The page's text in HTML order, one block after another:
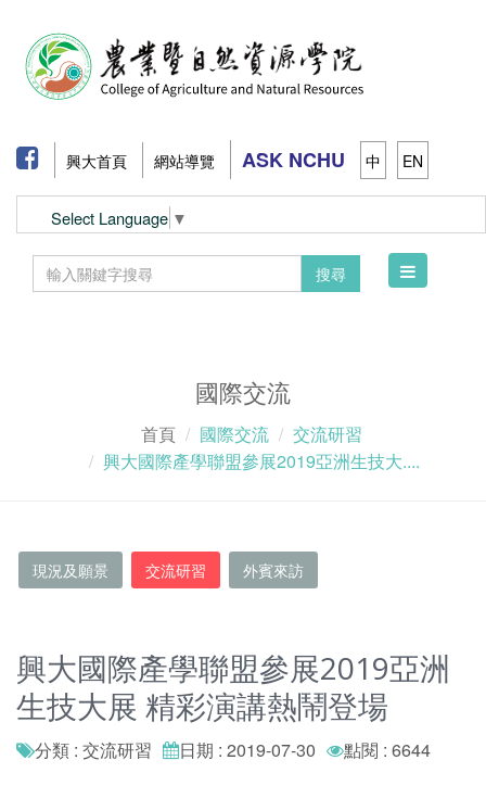
興大首頁 網站導覽 ASK NCHU 中 EN
Select Language ▼
搜尋
Toggle
國際交流
首頁 國際交流
交流研習
興大國際產學聯盟參展2019亞洲生技大....
現況及願景 交流研習 外賓來訪
興大國際產學聯盟參展2019亞洲
生技大展 精彩演講熱鬧登場
分類 : 交流研習 日期 : 2019-07-30 點閱 : 6644